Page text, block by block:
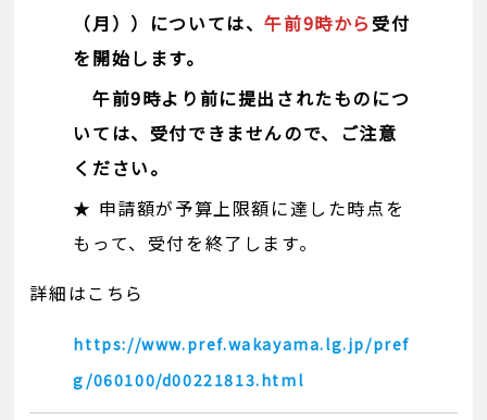
（月））については、午前9時から 受付
を開始します。
午前9時より前に提出されたものにつ
いては、受付できませんので、ご注意
ください。
★ 申請額が予算上限額に達した時点を
もって、受付を終了します。
詳細はこちら
https://www.pref.wakayama.lg.jp/pref
g/060100/d00221813.html